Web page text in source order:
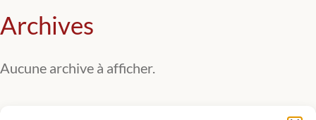
Archives
Aucune archive à afficher.